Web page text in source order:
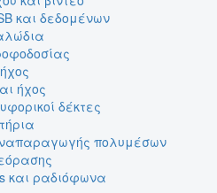
και δεδομένων
ήχος
δέκτες
πολυμέσων
και ραδιόφωνα